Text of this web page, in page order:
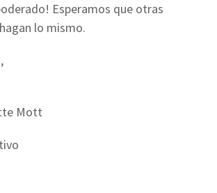
Esperamos que otras
lo mismo.
Mott